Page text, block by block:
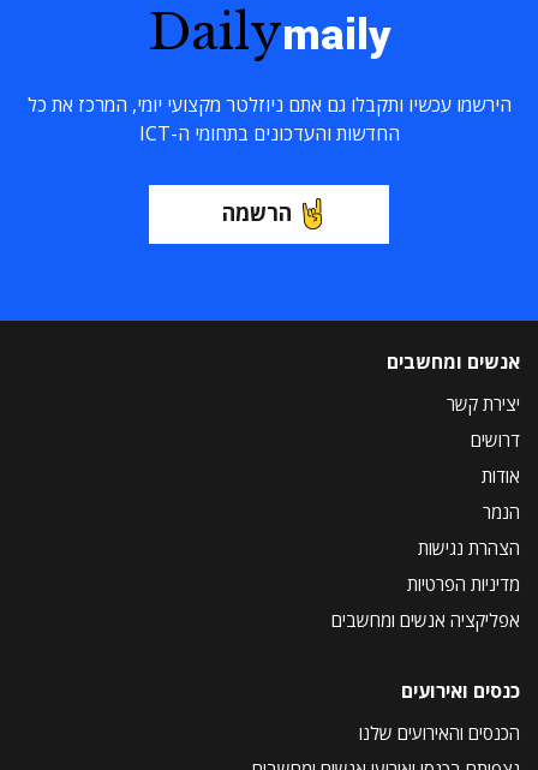
Dailymaily
הירשמו עכשיו ותקבלו גם אתם ניוזלטר מקצועי יומי, המרכז את כל
החדשות והעדכונים בתחומי ה-ICT
הרשמה
אנשים ומחשבים
יצירת קשר
דרושים
אודות
הנמר
הצהרת נגישות
מדיניות הפרטיות
אפליקציה אנשים ומחשבים
כנסים ואירועים
הכנסים והאירועים שלנו